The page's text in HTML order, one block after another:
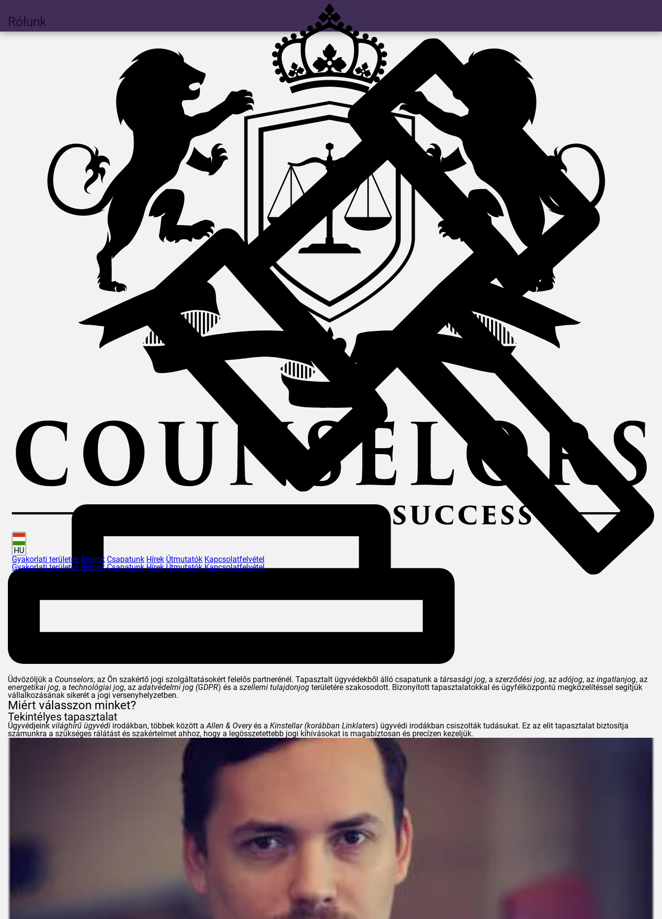
HU
Gyakorlati területek Rólunk Csapatunk Hírek Útmutatók Kapcsolatfelvétel
Gyakorlati területek Rólunk Csapatunk Hírek Útmutatók Kapcsolatfelvétel
Rólunk
Üdvözöljük a Counselors, az Ön szakértő jogi szolgáltatásokért felelős partnerénél. Tapasztalt ügyvédekből álló csapatunk a társasági jog, a szerződési jog, az adójog, az ingatlanjog, az
energetikai jog, a technológiai jog, az adatvédelmi jog (GDPR) és a szellemi tulajdonjog területére szakosodott. Bizonyított tapasztalatokkal és ügyfélközpontú megközelítéssel segítjük
vállalkozásának sikerét a jogi versenyhelyzetben.
Miért válasszon minket?
Tekintélyes tapasztalat
Ügyvédjeink világhírű ügyvédi irodákban, többek között aAllen & Overyés a Kinstellar(korábban Linklaters) ügyvédi irodákban csiszolták tudásukat. Ez az elit tapasztalat biztosítja
számunkra a szükséges rálátást és szakértelmet ahhoz, hogy a legösszetettebb jogi kihívásokat is magabiztosan és precízen kezeljük.